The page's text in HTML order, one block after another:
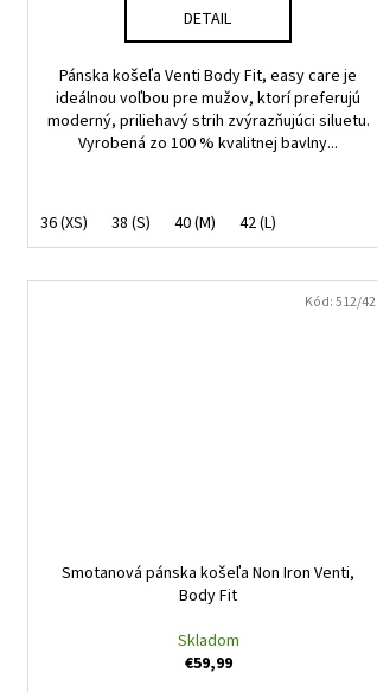
DETAIL
Pánska košeľa Venti Body Fit, easy care je
ideálnou voľbou pre mužov, ktorí preferujú
moderný, priliehavý strih zvýrazňujúci siluetu.
Vyrobená zo 100 % kvalitnej bavlny...
36 (XS) 38 (S) 40 (M) 42 (L)
Smotanová pánska košeľa Non Iron Venti,
Body Fit
Skladom
€59,99
Kód:512/42